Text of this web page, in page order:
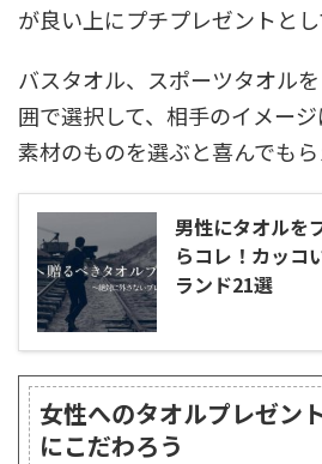
が良い上にプチプレゼントとし
バスタオル、スポーツタオル
囲で選択して、相手のイメー
素材のものを選ぶと喜んでもら
男性にタオルを
らコレ！カッコ
ランド21選
女性へのタオルプレゼン
にこだわろう